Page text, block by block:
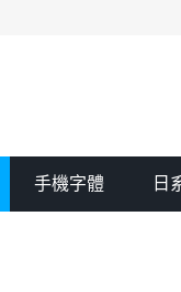
手機字體 日